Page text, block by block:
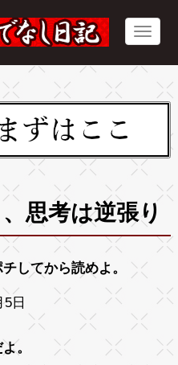
思考は逆張り
してから読めよ。
日
。